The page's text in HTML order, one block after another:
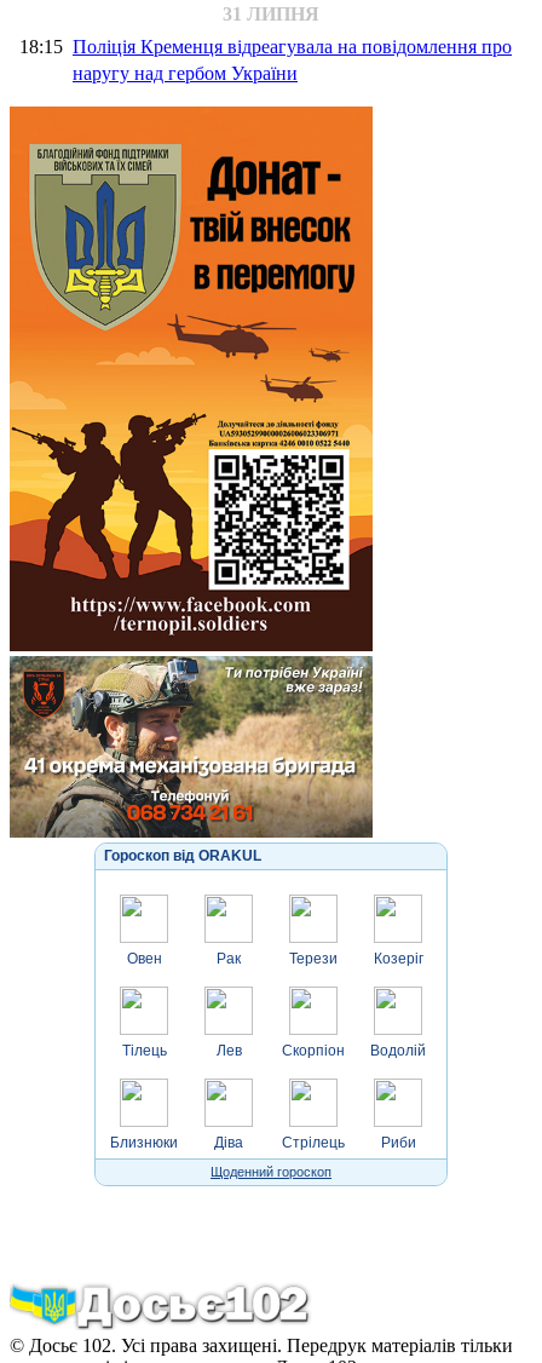
31 ЛИПНЯ
18:15 Поліція Кременця відреагувала на повідомлення про
наругу над гербом України
Гороскоп від ORAKUL
Овен
Тілець
Близнюки
Рак
Лев
Діва
Терези
Скорпіон
Стрілець
Козеріг
Водолій
Риби
Щоденний гороскоп
© Досьє 102. Усі права захищені. Передрук матеріалів тільки